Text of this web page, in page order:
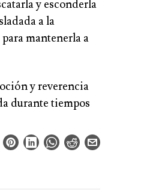
y esconderla
a la
mantenerla a
y reverencia
durante tiempos